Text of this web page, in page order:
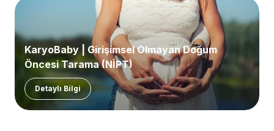
KaryoBaby | Girişimsel Olmayan Doğum
Öncesi Tarama (NİPT)
Detaylı Bilgi